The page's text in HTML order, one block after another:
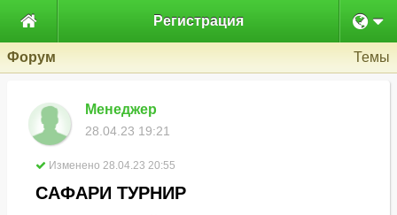
 Регистрация
Форум Темы
Менеджер
28.04.23 19:21
Изменено 28.04.23 20:55
САФАРИ ТУРНИР